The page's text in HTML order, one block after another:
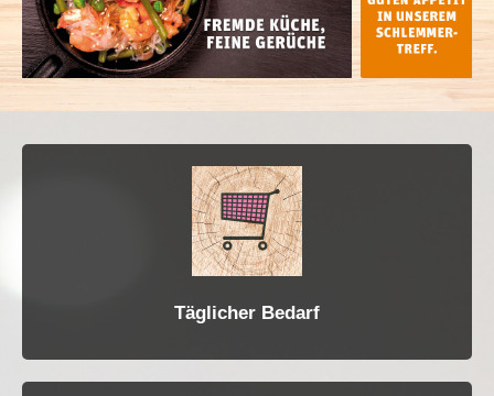
Täglicher Bedarf